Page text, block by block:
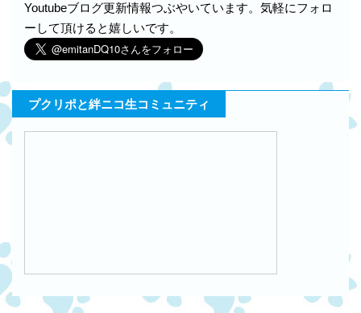
Youtubeブログ更新情報つぶやいています。気軽にフォロ
ーして頂けると嬉しいです。
プクリポと絆ニコ生コミュニティ